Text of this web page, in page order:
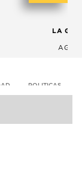
LA
POLITICAS